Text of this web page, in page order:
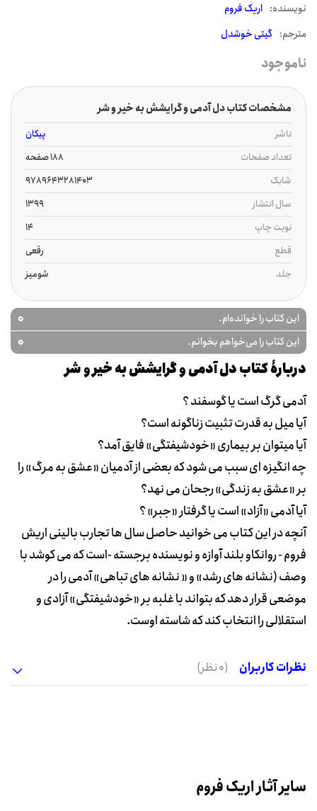
نويسنده: اریک فروم
مترجم: گیتی خوشدل
ناموجود
مشخصات کتاب دل آدمی و گرایشش به خیر و شر
ناشر
پیکان
تعداد صفحات
188 صفحه
شابک
9789643281403
سال انتشار
1399
نوبت چاپ
14
قطع
رقعی
جلد
شومیز
این کتاب را خوانده‌ام. 0
این کتاب را می‌خواهم بخوانم. 0
دربارۀ کتاب دل آدمی و گرایشش به خیر و شر
آدمی گرگ است یا گوسفند ؟
آیا میل به قدرت تثبیت زناگونه است؟
آیا میتوان بر بیماری «خودشیفتگی» فایق آمد؟
چه انگیزه ای سبب می شود که بعضی از آدمیان «عشق به مرگ» را
بر «عشق به زندگی» رجحان می نهد؟
آیا آدمی «آزاد» است یا گرفتار «جبر» ؟
آنچه در این کتاب می خوانید حاصل سال ها تجارب بالینی اریش
فروم - روانکاو بلند آوازه و نویسنده برجسته -است که می کوشد با
وصف (نشانه های رشد» و « نشانه های تباهی» آدمی را در
موضعی قرار دهد که بتواند با غلبه بر «خودشیفتگی» آزادی و
استقلالی را انتخاب کند که شاسته اوست.
نظرات کاربران (0 نظر)
سایر آثار اریک فروم